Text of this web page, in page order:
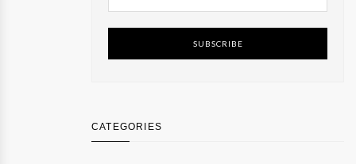
SUBSCRIBE
CATEGORIES